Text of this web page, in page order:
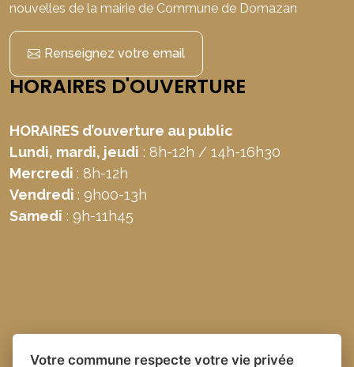
nouvelles de la mairie de Commune de Domazan
Renseignez votre email
HORAIRES D'OUVERTURE
HORAIRES d’ouverture au public
Lundi, mardi, jeudi : 8h-12h / 14h-16h30
Mercredi : 8h-12h
Vendredi : 9h00-13h
Samedi : 9h-11h45
Votre commune respecte votre vie privée